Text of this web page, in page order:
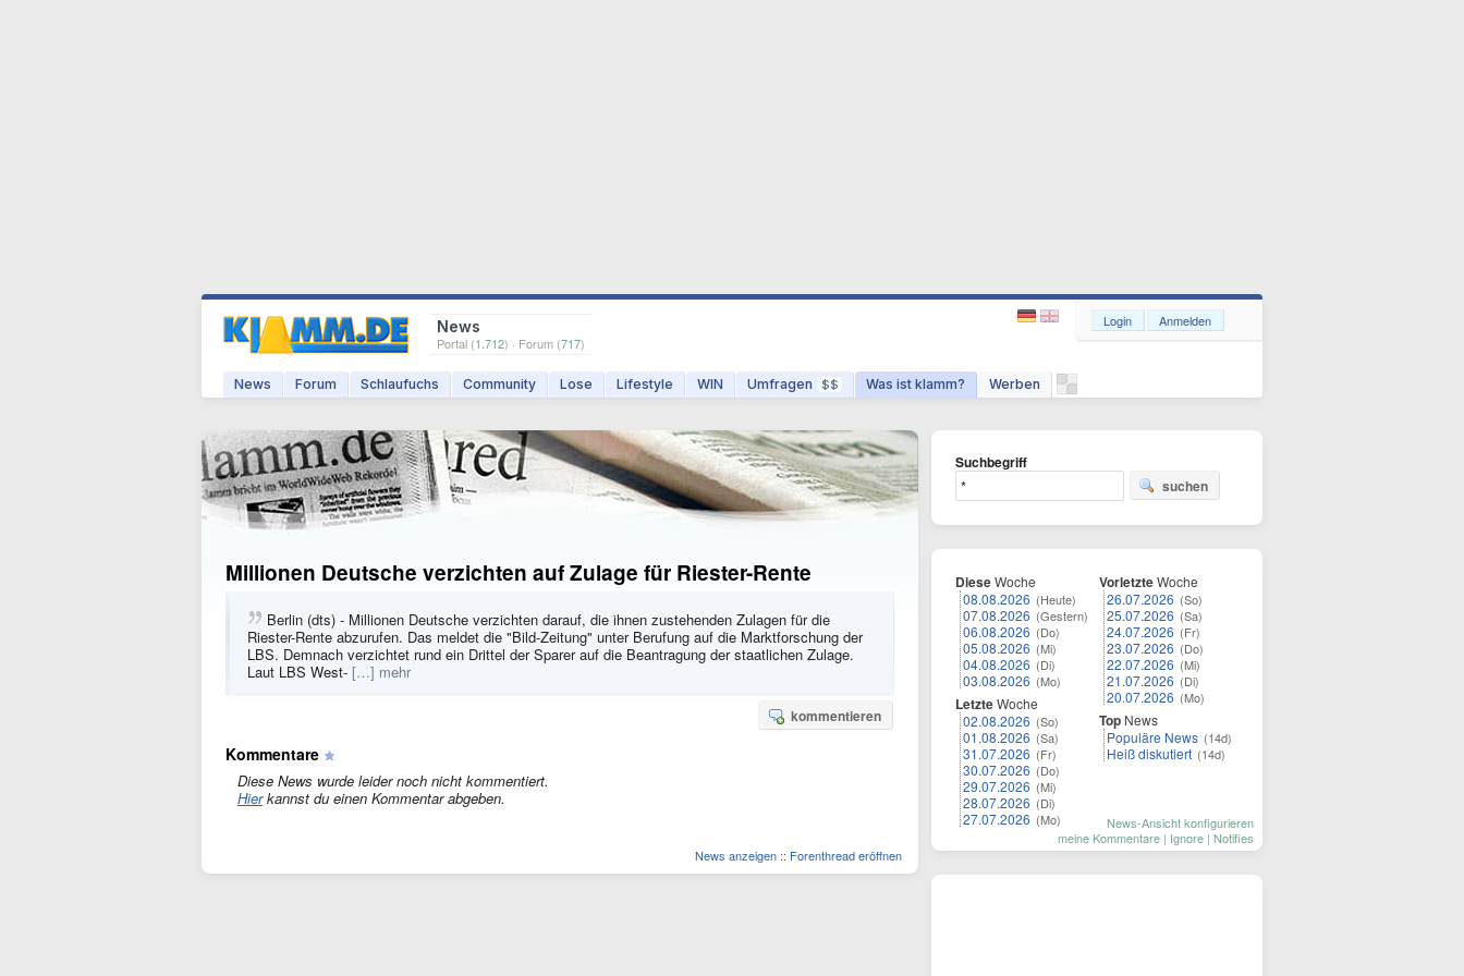
News
Portal (1.712) · Forum (717)
News Forum Schlaufuchs Community Lose Lifestyle WIN Umfragen $$ Was ist klamm? Werben
Login Anmelden
Millionen Deutsche verzichten auf Zulage für Riester-Rente
Berlin (dts) - Millionen Deutsche verzichten darauf, die ihnen zustehenden Zulagen für die
Riester-Rente abzurufen. Das meldet die "Bild-Zeitung" unter Berufung auf die Marktforschung der
LBS. Demnach verzichtet rund ein Drittel der Sparer auf die Beantragung der staatlichen Zulage.
Laut LBS West- […] mehr
kommentieren
Kommentare
Diese News wurde leider noch nicht kommentiert.
Hierkannst du einen Kommentar abgeben.
News anzeigen :: Forenthread eröffnen
Suchbegriff
suchen
DieseWoche
08.08.2026 (Heute)
07.08.2026 (Gestern)
06.08.2026 (Do)
05.08.2026 (Mi)
04.08.2026 (Di)
03.08.2026 (Mo)
LetzteWoche
02.08.2026 (So)
01.08.2026 (Sa)
31.07.2026 (Fr)
30.07.2026 (Do)
29.07.2026 (Mi)
28.07.2026 (Di)
27.07.2026 (Mo)
VorletzteWoche
26.07.2026 (So)
25.07.2026 (Sa)
24.07.2026 (Fr)
23.07.2026 (Do)
22.07.2026 (Mi)
21.07.2026 (Di)
20.07.2026 (Mo)
Top News
Populäre News (14d)
Heiß diskutiert (14d)
News-Ansicht konfigurieren
meine Kommentare | Ignore | Notifies